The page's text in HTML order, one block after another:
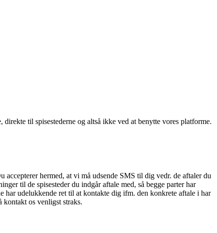
til spisestederne og altså ikke ved at benytte vores platforme.
hermed, at vi må udsende SMS til dig vedr. de aftaler du
til de spisesteder du indgår aftale med, så begge parter har
udelukkende ret til at kontakte dig ifm. den konkrete aftale i har
kontakt os venligst straks.